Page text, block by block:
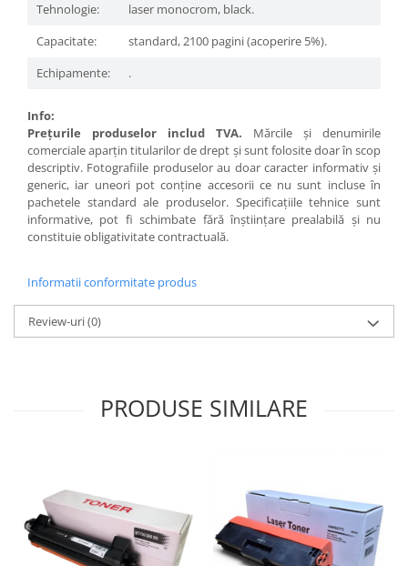
Tehnologie:
laser monocrom, black.
Capacitate:
standard, 2100 pagini (acoperire 5%).
Echipamente:
.
Info:
Preţurile produselor includ TVA. Mărcile şi denumirile
comerciale aparţin titularilor de drept şi sunt folosite doar în scop
descriptiv. Fotografiile produselor au doar caracter informativ şi
generic, iar uneori pot conţine accesorii ce nu sunt incluse în
pachetele standard ale produselor. Specificaţiile tehnice sunt
informative, pot fi schimbate fără înştiinţare prealabilă şi nu
constituie obligativitate contractuală.
Informatii conformitate produs
Review-uri(0)
PRODUSE SIMILARE